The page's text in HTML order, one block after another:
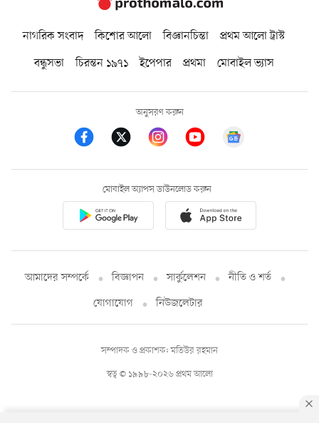
নাগরিক সংবাদ কিশোর আলো বিজ্ঞানচিন্তা
প্রথম আলো ট্রাস্ট
বন্ধুসভা
চিরন্তন ১৯৭১ ইপেপার প্রথমা মোবাইল ভ্যাস
অনুসরণ করুন
মোবাইল অ্যাপস ডাউনলোড করুন
আমাদের সম্পর্কে বিজ্ঞাপন সার্কুলেশন
নীতি ও শর্ত
যোগাযোগ
নিউজলেটার
স্বত্ব © ১৯৯৮-২০২৬ প্রথম আলো
সম্পাদক ও প্রকাশক: মতিউর রহমান